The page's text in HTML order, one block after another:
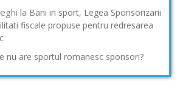
la Bani in sport, Legea Sponsorizarii
fiscale propuse pentru redresarea
nu are sportul romanesc sponsori?